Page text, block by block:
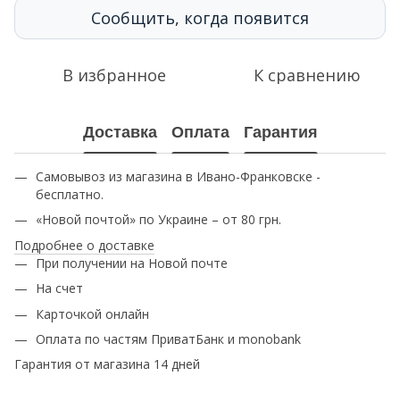
Сообщить, когда появится
В избранное К сравнению
Доставка Оплата Гарантия
Самовывоз из магазина в Ивано-Франковске -
бесплатно.
«Новой почтой» по Украине – от 80 грн.
Подробнее о доставке
При получении на Новой почте
На счет
Карточкой онлайн
Оплата по частям ПриватБанк и monobank
Гарантия от магазина 14 дней